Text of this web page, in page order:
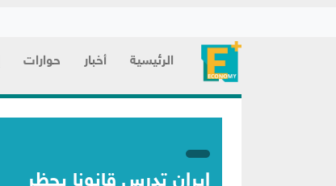
الرئيسية أخبار حوارات